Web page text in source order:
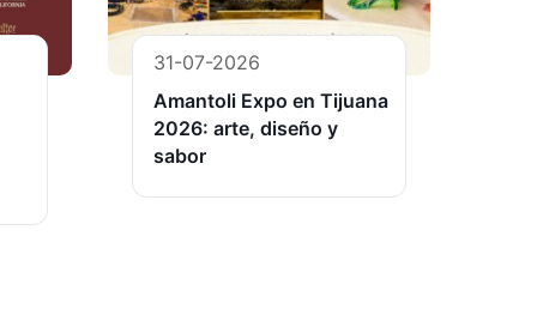
31-07-2026
Amantoli Expo en Tijuana
2026: arte, diseño y
sabor